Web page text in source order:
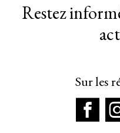
Restez
Sur les